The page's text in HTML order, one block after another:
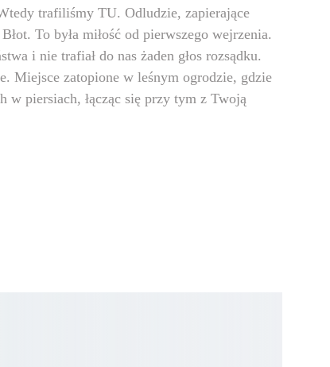
trafiliśmy TU. Odludzie, zapierające
To była miłość od pierwszego wejrzenia.
i nie trafiał do nas żaden głos rozsądku.
Miejsce zatopione w leśnym ogrodzie, gdzie
w piersiach, łącząc się przy tym z Twoją